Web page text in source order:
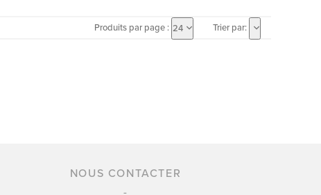
Produits par page : 24 Trier par:
NOUS CONTACTER